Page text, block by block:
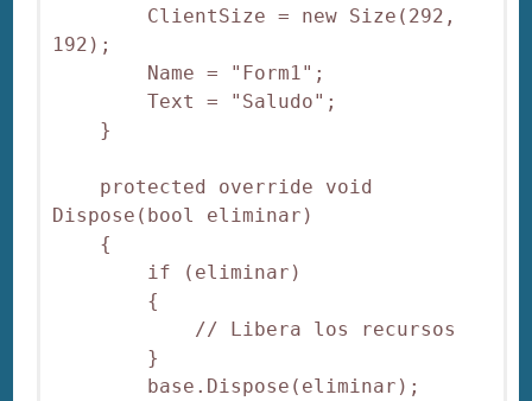
ClientSize = new Size(292,
192);
Name = "Form1";
Text = "Saludo";
}
protected override void
Dispose(bool eliminar)
{
if (eliminar)
{
// Libera los recursos
}
base.Dispose(eliminar);